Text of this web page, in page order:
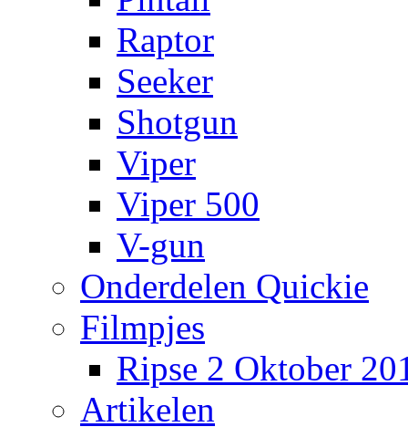
Raptor
Seeker
Shotgun
Viper
Viper 500
V-gun
Onderdelen Quickie
Filmpjes
Ripse 2 Oktober
Artikelen